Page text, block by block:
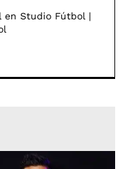
en Studio Fútbol |